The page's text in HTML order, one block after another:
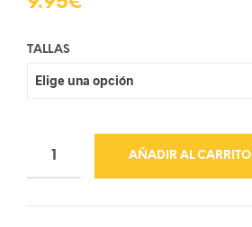
TALLAS
AÑADIR AL CARRITO